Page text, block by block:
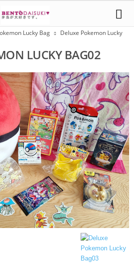
Lucky Bag
Deluxe Pokemon Lucky
LUCKY BAG02